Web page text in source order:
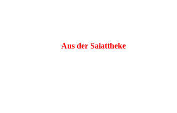
Aus der Salattheke